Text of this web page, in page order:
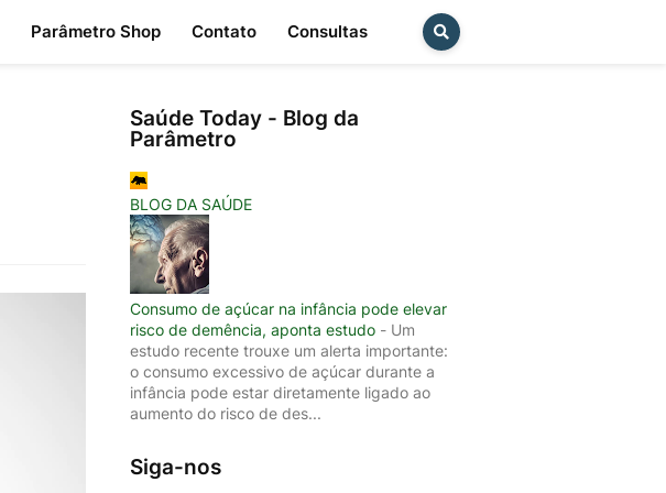
Parâmetro Shop Contato Consultas
Saúde Today - Blog da
Parâmetro
BLOG DA SAÚDE
Consumo de açúcar na infância pode elevar
risco de demência, aponta estudo - Um
estudo recente trouxe um alerta importante:
o consumo excessivo de açúcar durante a
infância pode estar diretamente ligado ao
aumento do risco de des...
Siga-nos